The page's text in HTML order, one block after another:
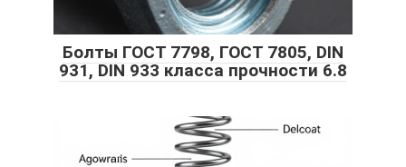
Болты ГОСТ 7798, ГОСТ 7805, DIN
931, DIN 933 класса прочности 6.8